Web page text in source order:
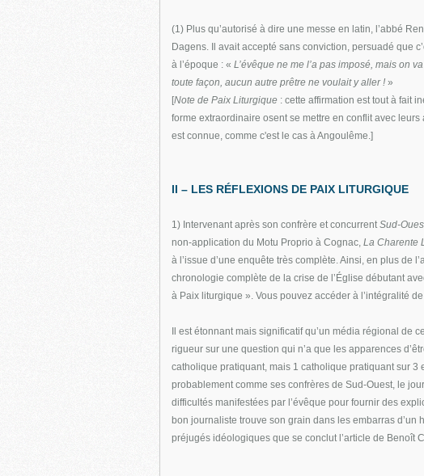
(1) Plus qu’autorisé à dire une messe en latin, l’abbé
Dagens. Il avait accepté sans conviction, persuadé que
à l’époque : « L’évêque ne me l’a pas imposé, mais on
toute façon, aucun autre prêtre ne voulait y aller !»
[Note de Paix Liturgique: cette affirmation est tout à fait
forme extraordinaire osent se mettre en conflit avec
est connue, comme c'est le cas à Angoulême.]
II – LES RÉFLEXIONS DE PAIX LITURGIQUE
1) Intervenant après son confrère et concurrentSud-
non-application du Motu Proprio à Cognac, La Charente
à l’issue d’une enquête très complète. Ainsi, en plus de
chronologie complète de la crise de l’Église débutant
à Paix liturgique ». Vous pouvez accéder à l’intégralité
Il est étonnant mais significatif qu’un média régional de
rigueur sur une question qui n’a que les apparences
catholique pratiquant, mais 1 catholique pratiquant sur 3
probablement comme ses confrères de Sud-Ouest, le
difficultés manifestées par l’évêque pour fournir des
bon journaliste trouve son grain dans les embarras d’un
préjugés idéologiques que se conclut l’article de Benoît